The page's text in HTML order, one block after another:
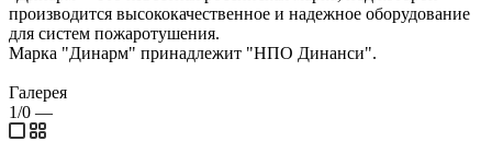
производится высококачественное и надежное оборудование
для систем пожаротушения.
Марка "Динарм" принадлежит "НПО Динанси".
Галерея
1/0 —